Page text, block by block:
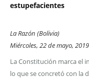
estupefacientes
La Razón (Bolivia)
Miércoles, 22 de mayo, 2019
La Constitución marca el
lo que se concretó con la